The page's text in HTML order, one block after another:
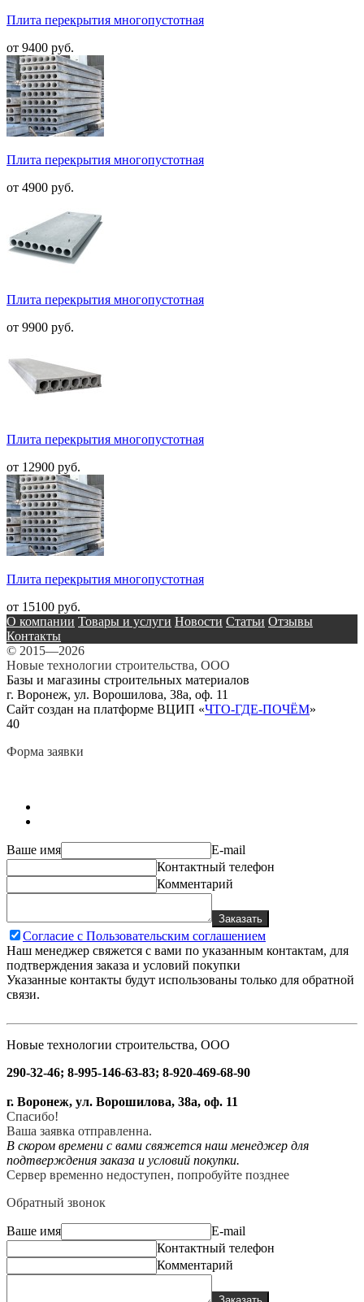
Плита перекрытия многопустотная
от 9400 руб.
Плита перекрытия многопустотная
от 4900 руб.
Плита перекрытия многопустотная
от 9900 руб.
Плита перекрытия многопустотная
от 12900 руб.
Плита перекрытия многопустотная
от 15100 руб.
О компании Товары и услуги Новости Статьи Отзывы
Контакты
© 2015—2026
Новые технологии строительства, ООО
Базы и магазины строительных материалов
г. Воронеж, ул. Ворошилова, 38а, оф. 11
Сайт создан на платформе ВЦИП «ЧТО-ГДЕ-ПОЧЁМ»
40
Форма заявки
Ваше имя
E-mail
Контактный телефон
Комментарий
Заказать
Согласие с Пользовательским соглашением
Наш менеджер свяжется с вами по указанным контактам, для
подтверждения заказа и условий покупки
Указанные контакты будут использованы только для обратной
связи.
Новые технологии строительства, ООО
290-32-46; 8-995-146-63-83; 8-920-469-68-90
г. Воронеж, ул. Ворошилова, 38а, оф. 11
Спасибо!
Ваша заявка отправленна.
В скором времени с вами свяжется наш менеджер для
подтверждения заказа и условий покупки.
Сервер временно недоступен, попробуйте позднее
Обратный звонок
Ваше имя
E-mail
Контактный телефон
Комментарий